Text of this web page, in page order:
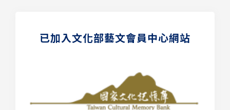
已加入文化部藝文會員中心網站